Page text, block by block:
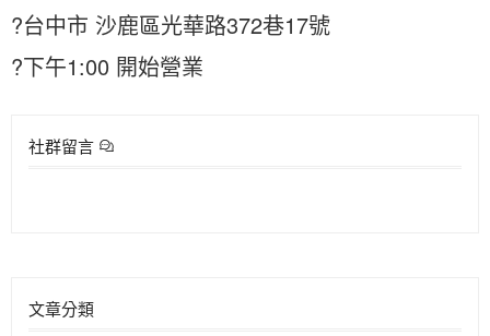
?台中市 沙鹿區光華路372巷17號
?下午1:00 開始營業
社群留言
文章分類